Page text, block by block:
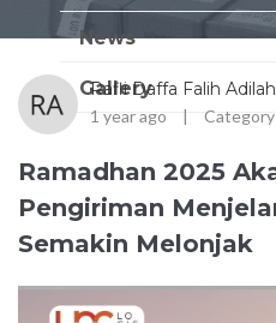
News
Gallery
Rafli Daffa Falih Adilah
1 year ago | Category
Ramadhan 2025
Pengiriman
Semakin Melonjak